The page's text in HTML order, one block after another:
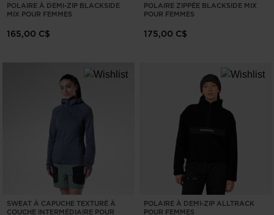
POLAIRE À DEMI-ZIP BLACKSIDE
MIX POUR FEMMES
165,00 C$
POLAIRE ZIPPÉE BLACKSIDE MIX
POUR FEMMES
175,00 C$
SWEAT À CAPUCHE TEXTURÉ À
COUCHE INTERMÉDIAIRE POUR
POLAIRE À DEMI-ZIP ALLTRACK
POUR FEMMES